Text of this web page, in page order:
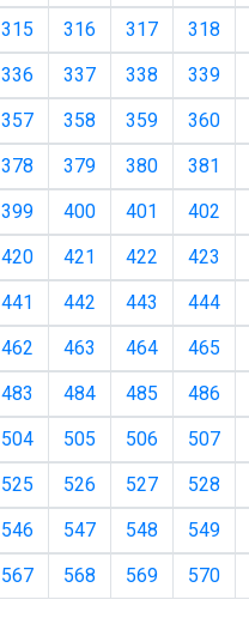
315 316 317 318
336 337 338 339
357 358 359 360
378 379 380 381
399 400 401 402
420 421 422 423
441 442 443 444
462 463 464 465
483 484 485 486
504 505 506 507
525 526 527 528
546 547 548 549
567 568 569 570